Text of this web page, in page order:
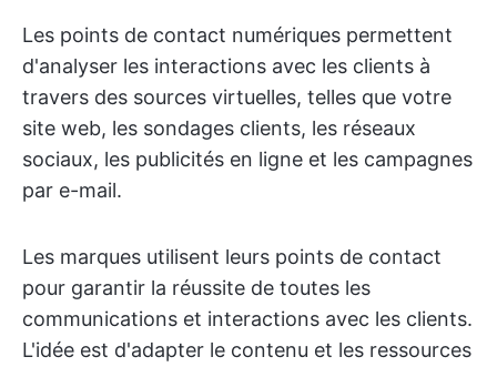
Les points de contact numériques permettent
d'analyser les interactions avec les clients à
travers des sources virtuelles, telles que votre
site web, les sondages clients, les réseaux
sociaux, les publicités en ligne et les campagnes
par e-mail.
Les marques utilisent leurs points de contact
pour garantir la réussite de toutes les
communications et interactions avec les clients.
L'idée est d'adapter le contenu et les ressources